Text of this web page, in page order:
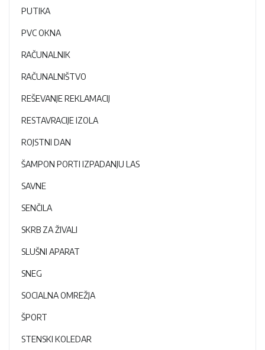
PUTIKA
PVC OKNA
RAČUNALNIK
RAČUNALNIŠTVO
REŠEVANJE REKLAMACIJ
RESTAVRACIJE IZOLA
ROJSTNI DAN
ŠAMPON PORTI IZPADANJU LAS
SAVNE
SENČILA
SKRB ZA ŽIVALI
SLUŠNI APARAT
SNEG
SOCIALNA OMREŽJA
ŠPORT
STENSKI KOLEDAR